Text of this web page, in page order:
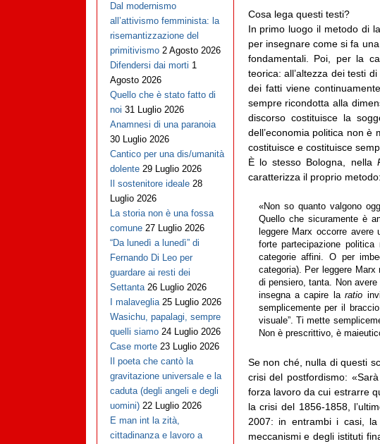
Cosa lega questi testi?
In primo luogo il metodo di
per insegnare come si fa
fondamentali. Poi, per la
teorica: all’altezza dei testi
dei fatti viene
sempre ricondotta alla
discorso costituisce la
dell’economia politica non
costituisce e costituisce
È lo stesso Bologna, nella
caratterizza il proprio metodo:
«Non so quanto valgono
Quello che sicuramente è
leggere Marx occorre
forte partecipazione
categorie affini. O per
categoria). Per leggere
di pensiero, tanta. Non
insegna a capire laratio
semplicemente per il
visuale”. Ti mette
Non è prescrittivo, è
Se non ché, nulla di questi
crisi del postfordismo:
forza lavoro da cui estrarre
la crisi del 1856-1858,
2007: in entrambi i casi, la
meccanismi e degli istituti
Dal modernismo
all’attivismo femminista: la
risemantizzazione del
primitivismo 2 Agosto 2026
Difendersi dai morti 1
Agosto 2026
Quello che è stato fatto di
noi 31 Luglio 2026
Anamnesi di una paranoia
30 Luglio 2026
Cantico per una dis/umanità
dolente 29 Luglio 2026
Il sostenitore ideale 28
Luglio 2026
La storia non è una fossa
comune 27 Luglio 2026
“Da lunedì a lunedì” di
Fernando Di Leo per
guardare ai resti dei
Settanta 26 Luglio 2026
I malaveglia 25 Luglio 2026
Wasichu, papalagi, sempre
quelli siamo 24 Luglio 2026
Case morte 23 Luglio 2026
Il poeta che cantò la
gravitazione universale e la
caduta (degli angeli e degli
uomini) 22 Luglio 2026
E man int la zità,
cittadinanza e lavoro a